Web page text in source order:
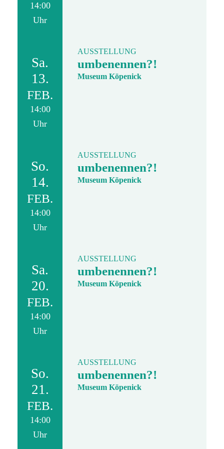
14:00
Uhr
Sa.
13.
FEB.
14:00
Uhr
AUSSTELLUNG
umbenennen?!
Museum Köpenick
So.
14.
FEB.
14:00
Uhr
AUSSTELLUNG
umbenennen?!
Museum Köpenick
Sa.
20.
FEB.
14:00
Uhr
AUSSTELLUNG
umbenennen?!
Museum Köpenick
So.
21.
FEB.
14:00
Uhr
AUSSTELLUNG
umbenennen?!
Museum Köpenick